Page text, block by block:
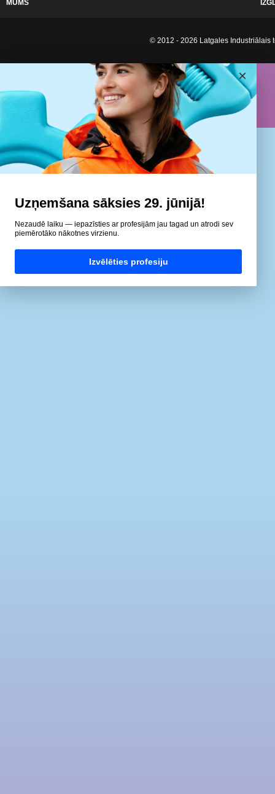
MUMS
© 2012 - 2026 Latgales Industriālais
×
Uzņemšana sāksies 29. jūnijā!
Nezaudē laiku — iepazīsties ar profesijām jau tagad un atrodi sev
piemērotāko nākotnes virzienu.
Izvēlēties profesiju